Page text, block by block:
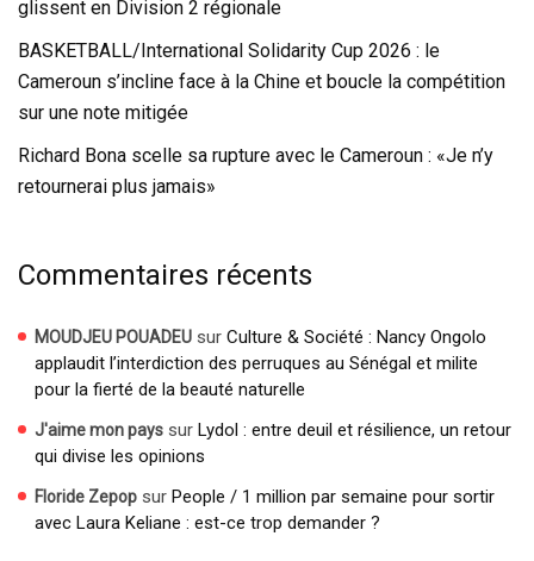
glissent en Division 2 régionale
BASKETBALL/International Solidarity Cup 2026 : le
Cameroun s’incline face à la Chine et boucle la compétition
sur une note mitigée
Richard Bona scelle sa rupture avec le Cameroun : «Je n’y
retournerai plus jamais»
Commentaires récents
MOUDJEU POUADEU sur Culture & Société : Nancy Ongolo
applaudit l’interdiction des perruques au Sénégal et milite
pour la fierté de la beauté naturelle
J'aime mon pays sur Lydol : entre deuil et résilience, un retour
qui divise les opinions
Floride Zepop sur People / 1 million par semaine pour sortir
avec Laura Keliane : est-ce trop demander ?